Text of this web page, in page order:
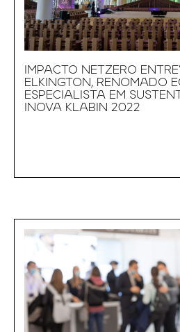
IMPACTO NETZERO
ELKINGTON, RENOMADO
ESPECIALISTA EM
INOVA KLABIN 2022